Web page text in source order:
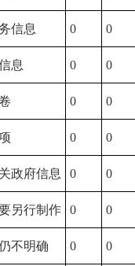
信息 0 0
息 0 0
0 0
0 0
政府信息 0 0
另行制作 0 0
不明确 0 0